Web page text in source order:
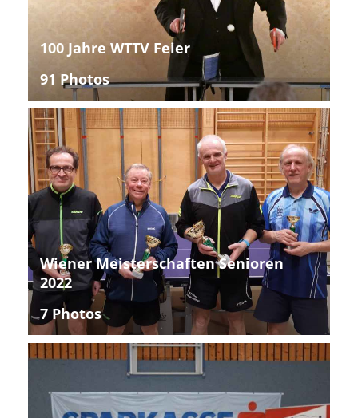
100 Jahre WTTV Feier
91 Photos
Wiener Meisterschaften Senioren
2022
7 Photos